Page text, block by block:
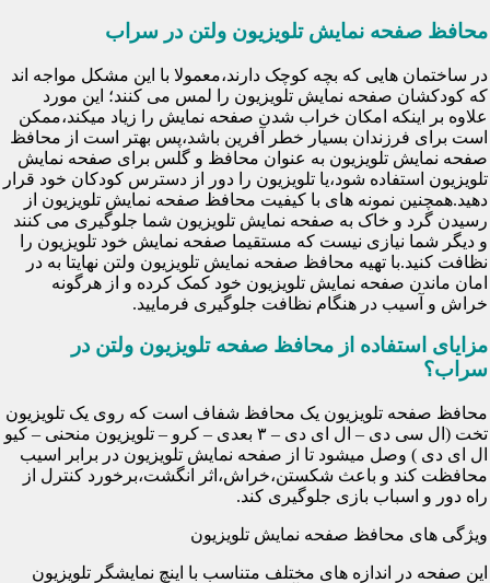
محافظ صفحه نمایش تلویزیون ولتن در سراب
در ساختمان هایی که بچه کوچک دارند،معمولا با این مشکل مواجه اند
که کودکشان صفحه نمایش تلویزیون را لمس می کنند؛ این مورد
علاوه بر اینکه امکان خراب شدن صفحه نمایش را زیاد میکند،ممکن
است برای فرزندان بسیار خطر آفرین باشد،پس بهتر است از محافظ
صفحه نمایش تلویزیون به عنوان محافظ و گلس برای صفحه نمایش
تلویزیون استفاده شود،یا تلویزیون را دور از دسترس کودکان خود قرار
دهید.همچنین نمونه های با کیفیت محافظ صفحه نمایش تلویزیون از
رسیدن گرد و خاک به صفحه نمایش تلویزیون شما جلوگیری می کنند
و دیگر شما نیازی نیست که مستقیما صفحه نمایش خود تلویزیون را
نظافت کنید.با تهیه محافظ صفحه نمایش تلویزیون ولتن نهایتا به در
امان ماندن صفحه نمایش تلویزیون خود کمک کرده و از هرگونه
خراش و آسیب در هنگام نظافت جلوگیری فرمایید.
مزایای استفاده از محافظ صفحه تلویزیون ولتن در
سراب؟
محافظ صفحه تلویزیون یک محافظ شفاف است که روی یک تلویزیون
تخت (ال سی دی – ال ای دی – ۳ بعدی – کرو – تلویزیون منحنی – کیو
ال ای دی ) وصل میشود تا از صفحه نمایش تلویزیون در برابر اسیب
محافظت کند و باعث شکستن،خراش،اثر انگشت،برخورد کنترل از
راه دور و اسباب بازی جلوگیری کند.
ویژگی های محافظ صفحه نمایش تلویزیون
این صفحه در اندازه های مختلف متناسب با اینچ نمایشگر تلویزیون